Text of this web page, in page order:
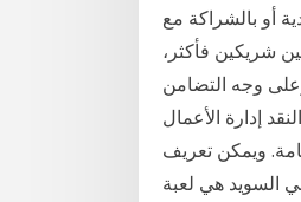
أو بالشراكة مع
بين شريكين فأكثر،
وجه التضامن
إدارة الأعمال
ويمكن تعريف
السويد هي لعبة